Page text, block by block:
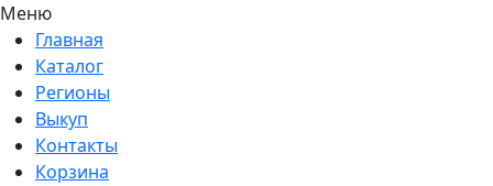
Меню
Главная
Каталог
Регионы
Выкуп
Контакты
Корзина